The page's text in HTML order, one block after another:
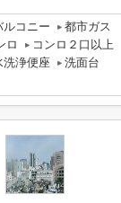
ルコニー
都市ガス
ロ
コンロ２口以上
洗浄便座
洗面台